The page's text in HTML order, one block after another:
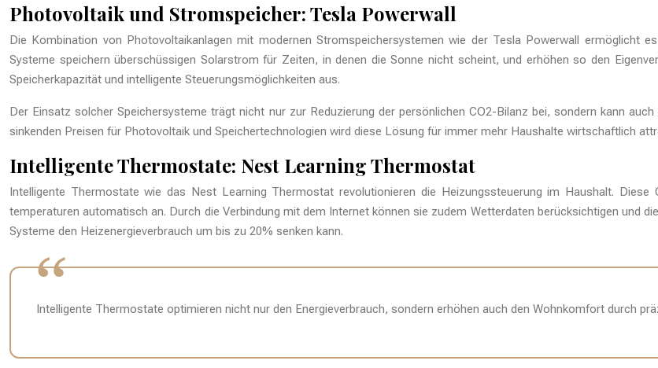
Photovoltaik und Stromspeicher: Tesla Powerwall
Die Kombination von Photovoltaikanlagen mit modernen Stromspeichersystemen wie der Tesla Powerwall ermöglicht
Systeme speichern überschüssigen Solarstrom für Zeiten, in denen die Sonne nicht scheint, und erhöhen so den
Speicherkapazität und intelligente Steuerungsmöglichkeiten aus.
Der Einsatz solcher Speichersysteme trägt nicht nur zur Reduzierung der persönlichen CO2-Bilanz bei, sondern kann
sinkenden Preisen für Photovoltaik und Speichertechnologien wird diese Lösung für immer mehr Haushalte wirtschaftlich
Intelligente Thermostate: Nest Learning Thermostat
Intelligente Thermostate wie das Nest Learning Thermostat revolutionieren die Heizungssteuerung im Haushalt.
temperaturen automatisch an. Durch die Verbindung mit dem Internet können sie zudem Wetterdaten berücksichtigen und
Systeme den Heizenergieverbrauch um bis zu 20% senken kann.
Intelligente Thermostate optimieren nicht nur den Energieverbrauch, sondern erhöhen auch den Wohnkomfort durch